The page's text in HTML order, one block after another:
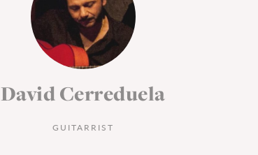
David Cerreduela
GUITARRIST